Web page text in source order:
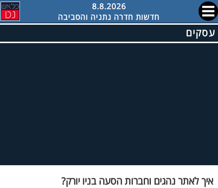
8.8.2026
חדשות חדרה נתניה והסביבה
עסקים
איך לאתר נהגים וחברות הסעה בניו יורק?